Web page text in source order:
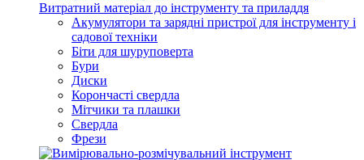
Витратний матеріал до інструменту та приладдя
Акумулятори та зарядні пристрої для інструменту і
садової техніки
Біти для шуруповерта
Бури
Диски
Корончасті свердла
Мітчики та плашки
Свердла
Фрези